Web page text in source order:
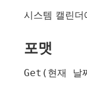
시스템 캘린
포맷
Get(현재 날